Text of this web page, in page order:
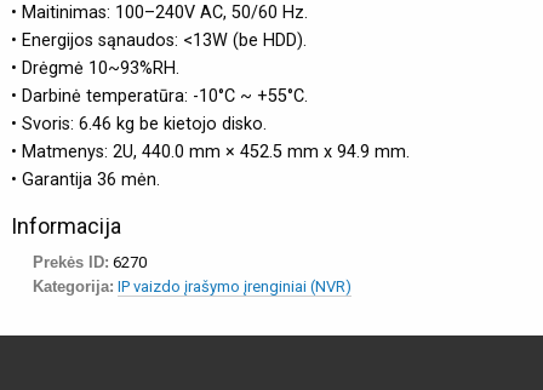
• Maitinimas: 100–240V AC, 50/60 Hz.
• Energijos sąnaudos: <13W (be HDD).
• Drėgmė 10~93%RH.
• Darbinė temperatūra: -10°C ~ +55°C.
• Svoris: 6.46 kg be kietojo disko.
• Matmenys: 2U, 440.0 mm × 452.5 mm x 94.9 mm.
• Garantija 36 mėn.
Informacija
Prekės ID: 6270
Kategorija: IP vaizdo įrašymo įrenginiai (NVR)